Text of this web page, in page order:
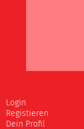
Login
Registieren
Dein Profil